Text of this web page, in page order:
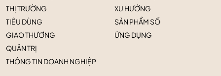
THỊ TRƯỜNG
TIÊU DÙNG
GIAO THƯƠNG
QUẢN TRỊ
THÔNG TIN DOANH NGHIỆP
XU HƯỚNG
SẢN PHẨM SỐ
ỨNG DỤNG